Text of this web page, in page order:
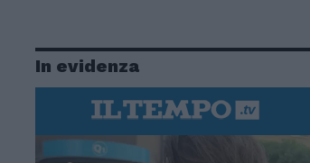
In evidenza